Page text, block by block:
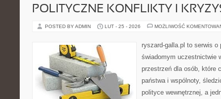
POLITYCZNE KONFLIKTY I
POSTED BY ADMIN LUT - 25 - 2026 MOŻLIWOŚĆ
ryszard-galla.pl to serwis
świadomym uczestnictwie
przestrzeń dla osób, które
państwa i wspólnoty,
polityce wewnętrznej, a